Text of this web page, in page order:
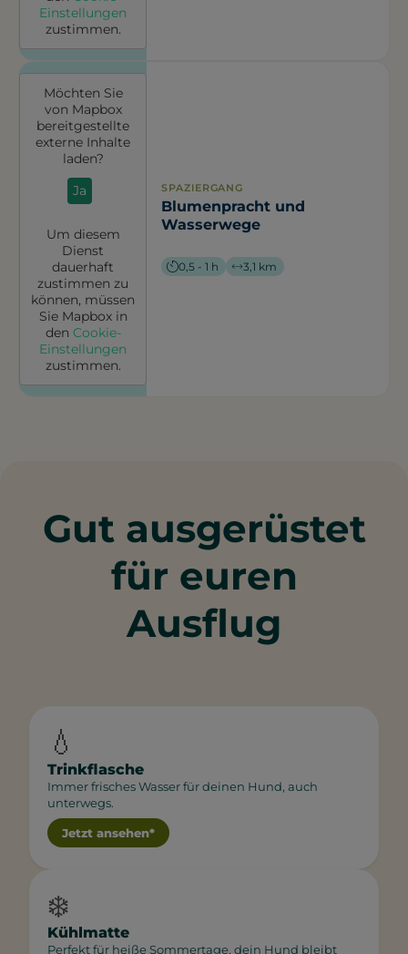
Einstellungen
zustimmen.
Möchten Sie
von Mapbox
bereitgestellte
externe Inhalte
laden?
Ja
Um diesem
Dienst
dauerhaft
zustimmen zu
können, müssen
Sie Mapboxin
den Cookie-
Einstellungen
zustimmen.
SPAZIERGANG
Blumenpracht und
Wasserwege
0,5 - 1 h 3,1 km
Gut ausgerüstet
für euren
Ausflug
💧
Trinkflasche
Immer frisches Wasser für deinen Hund, auch
unterwegs.
Jetzt ansehen*
❄️
Kühlmatte
Perfekt für heiße Sommertage, dein Hund bleibt